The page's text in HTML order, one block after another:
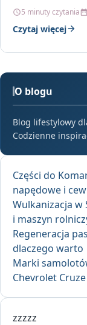
5 minuty czytania
Czytaj więcej
O blogu
Blog lifestylowy
Codzienne
Części do
napędowe i
Wulkanizacja
i maszyn
Regeneracja
dlaczego warto
Marki
Chevrolet
zzzzz